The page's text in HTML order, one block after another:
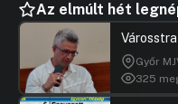
Az elmúlt hét
Győr
325